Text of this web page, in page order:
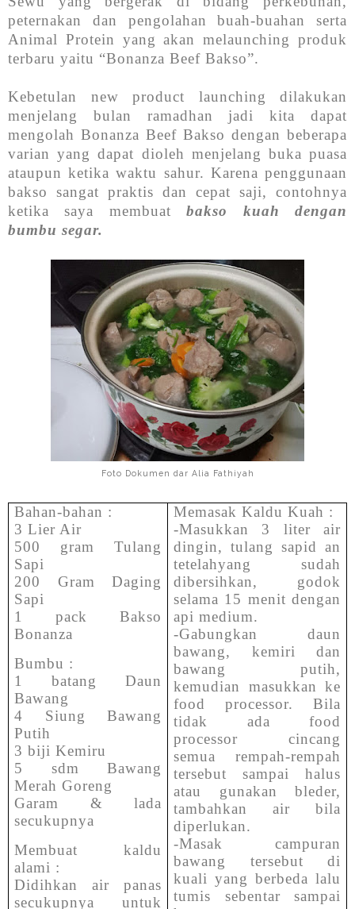
peternakan dan pengolahan buah-buahan serta
Animal Protein yang akan melaunching produk
terbaru yaitu “Bonanza Beef Bakso”.
Kebetulan new product launching dilakukan
menjelang bulan ramadhan jadi kita dapat
mengolah Bonanza Beef Bakso dengan beberapa
varian yang dapat dioleh menjelang buka puasa
ataupun ketika waktu sahur. Karena penggunaan
bakso sangat praktis dan cepat saji, contohnya
ketika saya membuatbakso kuah dengan
bumbu segar.
Foto Dokumen dar Alia Fathiyah
Bahan-bahan :
3 Lier Air
500 gram Tulang
Sapi
200 Gram Daging
Sapi
1 pack Bakso
Bonanza
Bumbu :
1 batang Daun
Bawang
4 Siung Bawang
Putih
3 biji Kemiru
5 sdm Bawang
Merah Goreng
Garam & lada
secukupnya
Membuat kaldu
alami :
Didihkan air panas
secukupnya untuk
Memasak Kaldu Kuah :
-Masukkan 3 liter air
dingin, tulang sapid an
tetelahyang sudah
dibersihkan, godok
selama 15 menit dengan
api medium.
-Gabungkan daun
bawang, kemiri dan
bawang putih,
kemudian masukkan ke
food processor. Bila
tidak ada food
processor cincang
semua rempah-rempah
tersebut sampai halus
atau gunakan bleder,
tambahkan air bila
diperlukan.
-Masak campuran
bawang tersebut di
kuali yang berbeda lalu
tumis sebentar sampai